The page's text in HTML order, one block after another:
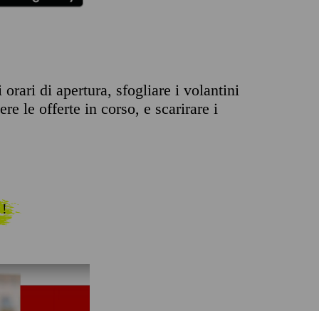
orari di apertura, sfogliare i volantini
le offerte in corso, e scarirare i
!